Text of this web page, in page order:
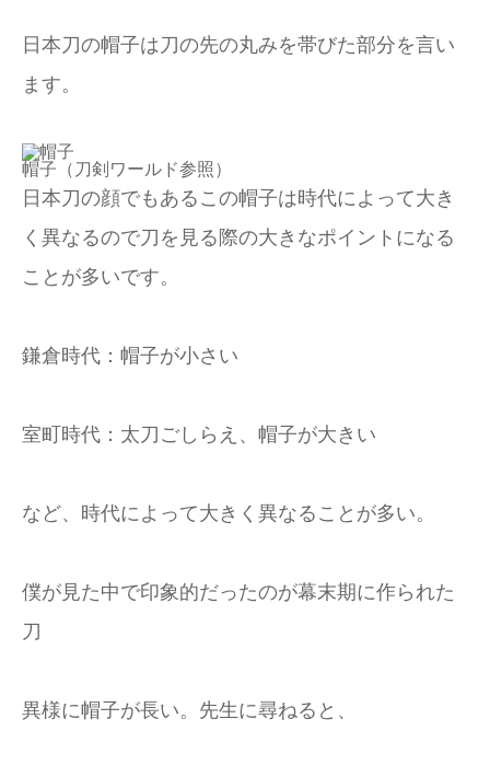
日本刀の帽子は刀の先の丸みを帯びた部分を言い
ます。
帽子（刀剣ワールド参照）
日本刀の顔でもあるこの帽子は時代によって大き
く異なるので刀を見る際の大きなポイントになる
ことが多いです。
鎌倉時代：帽子が小さい
室町時代：太刀ごしらえ、帽子が大きい
など、時代によって大きく異なることが多い。
僕が見た中で印象的だったのが幕末期に作られた
刀
異様に帽子が長い。先生に尋ねると、